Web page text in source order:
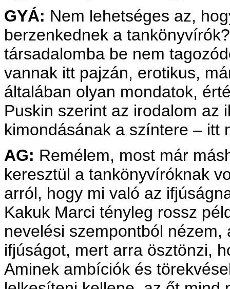
GYÁ: Nem lehetséges az,
berzenkednek a
társadalomba be nem
vannak itt pajzán, erotikus,
általában olyan mondatok,
Puskin szerint az irodalom az
kimondásának a színtere – itt
AG: Remélem, most már
keresztül a tankönyvíróknak
arról, hogy mi való az
Kakuk Marci tényleg rossz
nevelési szempontból
ifjúságot, mert arra ösztönzi,
Aminek ambíciók és